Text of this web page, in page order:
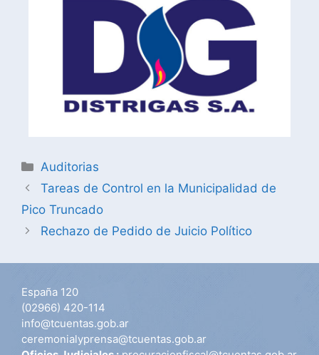
Auditorias
Tareas de Control en la Municipalidad de
Pico Truncado
Rechazo de Pedido de Juicio Político
España 120
(02966) 420-114
info@tcuentas.gob.ar
ceremonialyprensa@tcuentas.gob.ar